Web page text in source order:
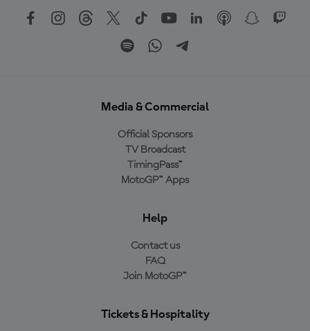
Media & Commercial
Official Sponsors
TV Broadcast
TimingPass™
MotoGP™ Apps
Help
Contact us
FAQ
Join MotoGP™
Tickets & Hospitality